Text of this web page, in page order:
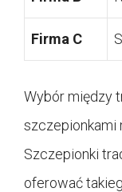
Firma C
Wybór między
szczepionkami
Szczepionki
oferować